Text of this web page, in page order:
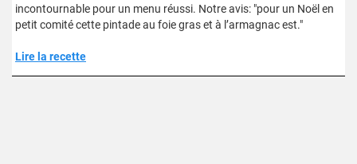
incontournable pour un menu réussi. Notre avis: "pour un Noël en
petit comité cette pintade au foie gras et à l’armagnac est."
Lire la recette